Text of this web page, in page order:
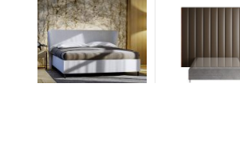
Modena
Postele
od 1.668,00€
Wall